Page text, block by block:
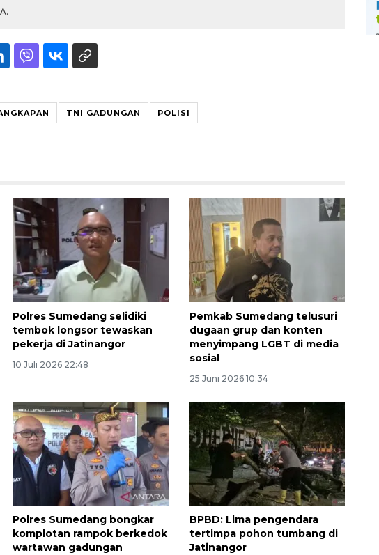
TNI GADUNGAN POLISI
Polres Sumedang selidiki
tembok longsor tewaskan
pekerja di Jatinangor
10 Juli 2026 22:48
Pemkab Sumedang telusuri
dugaan grup dan konten
menyimpang LGBT di media
sosial
25 Juni 2026 10:34
Polres Sumedang bongkar
komplotan rampok berkedok
wartawan gadungan
BPBD: Lima pengendara
tertimpa pohon tumbang di
Jatinangor
jalanan Jakarta
2026-08-05 18:00:00